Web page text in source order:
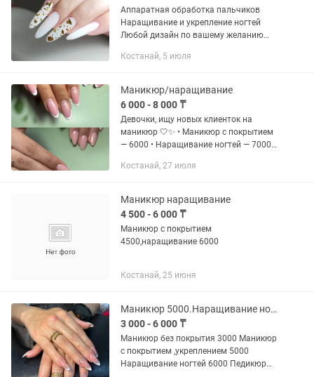
Аппаратная обработка пальчиков
Наращивание и укрепление ногтей
Любой дизайн по вашему желанию
каждого клиента Большая палитра С
ноготочки...
Костанай, 5 июля
Маникюр/наращивание
6 000 - 8 000 ₸
Девочки, ищу новых клиенток на
маникюр 🤍✨ • Маникюр с покрытием
— 6000 • Наращивание ногтей — 7000–
пришли с каспи — и получите скидку
Костанай, 27 июля
Маникюр наращивание
4 500 - 6 000 ₸
Маникюр с покрытием
4500,наращивание 6000
Костанай, 25 июня
Маникюр 5000.Наращивание ногтей 6000
3 000 - 6 000 ₸
Маникюр без покрытия 3000 Маникюр
с покрытием ,укреплением 5000
Наращивание ногтей 6000 Педикюр